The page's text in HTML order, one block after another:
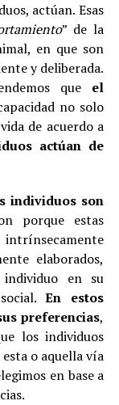
actúan. Esas
” de la
en que son
y deliberada.
que el
no solo
de acuerdo a
actúan de
individuos son
porque estas
elaborados,
en su
En estos
preferencias,
los individuos
o aquella vía
en base a